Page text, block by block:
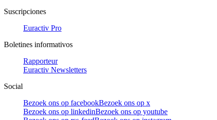
Suscripciones
Euractiv Pro
Boletines informativos
Rapporteur
Euractiv Newsletters
Social
Bezoek ons op facebookBezoek ons op x
Bezoek ons op linkedinBezoek ons op youtube